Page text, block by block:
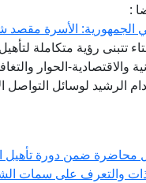
:
الجمهورية: الأسرة مقصد
تتبنى رؤية متكاملة
والاقتصادية-الحوار
الرشيد لوسائل
محاضرة ضمن دورة تأهيل
والتعرف على سمات